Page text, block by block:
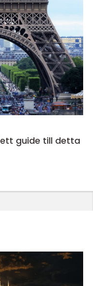
guide till detta